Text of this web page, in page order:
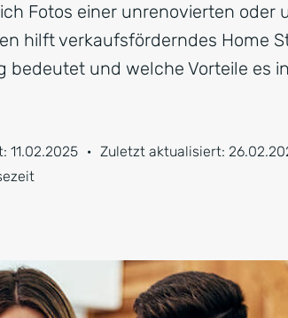
Fotos einer unrenovierten oder
hilft verkaufsförderndes Home
bedeutet und welche Vorteile es
11.02.2025 · Zuletzt aktualisiert: